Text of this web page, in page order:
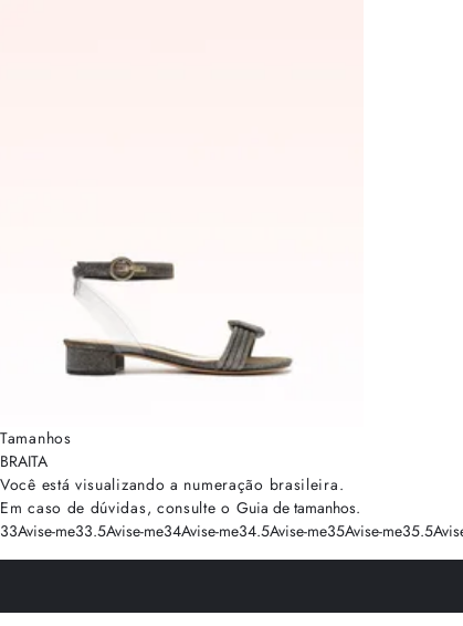
Tamanhos
BRAITA
Você está visualizando a numeração brasileira.
Em caso de dúvidas, consulte o Guia de tamanhos.
33Avise-me33.5Avise-me34Avise-me34.5Avise-me35Avise-me35.5